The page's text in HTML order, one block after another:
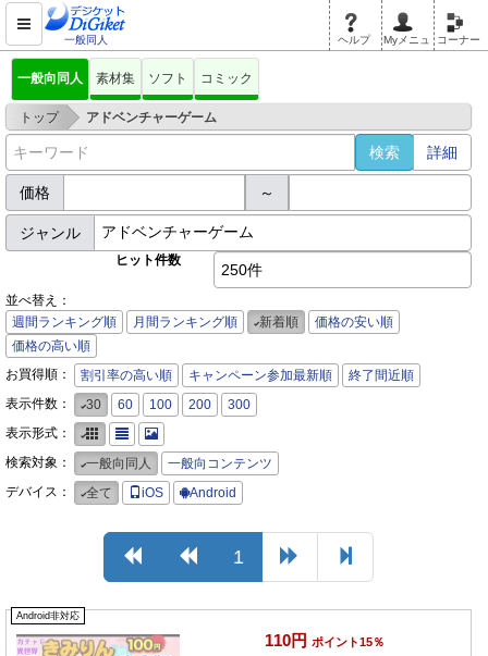
一般同人 ヘルプ Myメニュ コーナー
一般向同人 素材集 ソフト コミック
トップ > アドベンチャーゲーム
詳細
価格 ～
ジャンル
ヒット件数
250件
並べ替え：
週間ランキング順
月間ランキング順 新着順
価格の安い順
価格の高い順
お買得順：
割引率の高い順 キャンペーン参加最新順
終了間近順
表示件数：
30 60 100 200
300
表示形式：
検索対象：
一般向同人
一般向コンテンツ
デバイス：
全て iOS Android
1
Android非対応
110円 ポイント15％